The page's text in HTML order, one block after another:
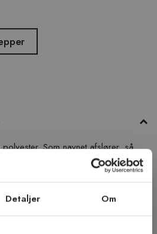
Detaljer Om
Som navnet afslører, så
gør, at det føles rart under fødderne.
både som
Her i farven